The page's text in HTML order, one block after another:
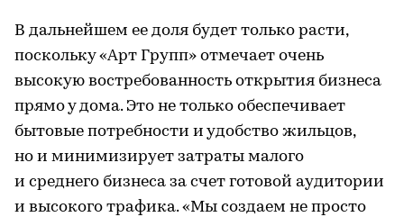
В дальнейшем ее доля будет только расти,
поскольку «Арт Групп» отмечает очень
высокую востребованность открытия бизнеса
прямо у дома. Это не только обеспечивает
бытовые потребности и удобство жильцов,
но и минимизирует затраты малого
и среднего бизнеса за счет готовой аудитории
и высокого трафика. «Мы создаем не просто